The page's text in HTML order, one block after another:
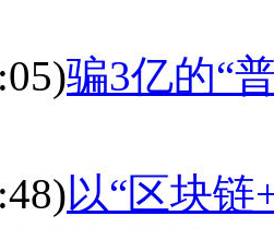
骗3亿的“
以“区块链